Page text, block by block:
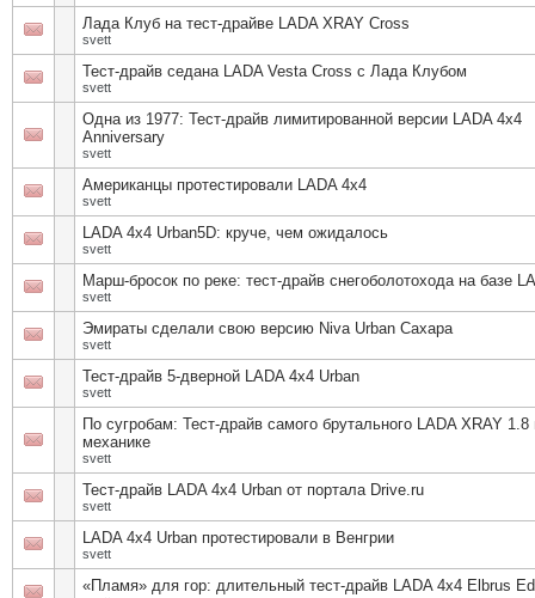
Лада Клуб на тест-драйве LADA XRAY Cross
svett
Тест-драйв седана LADA Vesta Cross с Лада Клубом
svett
Одна из 1977: Тест-драйв лимитированной версии LADA 4x4
Anniversary
svett
Американцы протестировали LADA 4х4
svett
LADA 4x4 Urban5D: круче, чем ожидалось
svett
Марш-бросок по реке: тест-драйв снегоболотохода на базе
svett
Эмираты сделали свою версию Niva Urban Сахара
svett
Тест-драйв 5-дверной LADA 4x4 Urban
svett
По сугробам: Тест-драйв самого брутального LADA XRAY 1.8
механике
svett
Тест-драйв LADA 4x4 Urban от портала Drive.ru
svett
LADA 4х4 Urban протестировали в Венгрии
svett
«Пламя» для гор: длительный тест-драйв LADA 4x4 Elbrus